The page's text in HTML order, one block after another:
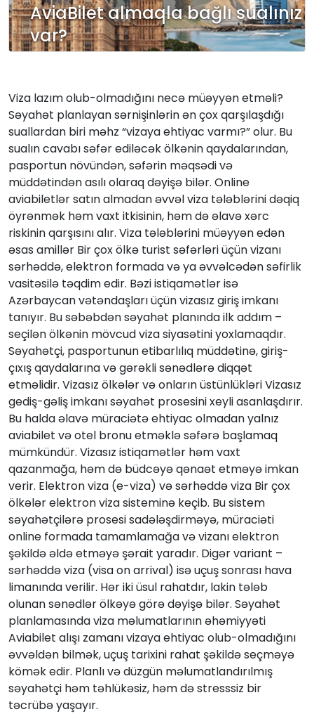
AviaBilet almaqla bağlı sualınız
var?
Viza lazım olub-olmadığını necə müəyyən etməli?
Səyahət planlayan sərnişinlərin ən çox qarşılaşdığı
suallardan biri məhz “vizaya ehtiyac varmı?” olur. Bu
sualın cavabı səfər ediləcək ölkənin qaydalarından,
pasportun növündən, səfərin məqsədi və
müddətindən asılı olaraq dəyişə bilər. Online
aviabiletlər satın almadan əvvəl viza tələblərini dəqiq
öyrənmək həm vaxt itkisinin, həm də əlavə xərc
riskinin qarşısını alır. Viza tələblərini müəyyən edən
əsas amillər Bir çox ölkə turist səfərləri üçün vizanı
sərhəddə, elektron formada və ya əvvəlcədən səfirlik
vasitəsilə təqdim edir. Bəzi istiqamətlər isə
Azərbaycan vətəndaşları üçün vizasız giriş imkanı
tanıyır. Bu səbəbdən səyahət planında ilk addım –
seçilən ölkənin mövcud viza siyasətini yoxlamaqdır.
Səyahətçi, pasportunun etibarlılıq müddətinə, giriş-
çıxış qaydalarına və gərəkli sənədlərə diqqət
etməlidir. Vizasız ölkələr və onların üstünlükləri Vizasız
gediş-gəliş imkanı səyahət prosesini xeyli asanlaşdırır.
Bu halda əlavə müraciətə ehtiyac olmadan yalnız
aviabilet və otel bronu etməklə səfərə başlamaq
mümkündür. Vizasız istiqamətlər həm vaxt
qazanmağa, həm də büdcəyə qənaət etməyə imkan
verir. Elektron viza (e-viza) və sərhəddə viza Bir çox
ölkələr elektron viza sisteminə keçib. Bu sistem
səyahətçilərə prosesi sadələşdirməyə, müraciəti
online formada tamamlamağa və vizanı elektron
şəkildə əldə etməyə şərait yaradır. Digər variant –
sərhəddə viza (visa on arrival) isə uçuş sonrası hava
limanında verilir. Hər iki üsul rahatdır, lakin tələb
olunan sənədlər ölkəyə görə dəyişə bilər. Səyahət
planlamasında viza məlumatlarının əhəmiyyəti
Aviabilet alışı zamanı vizaya ehtiyac olub-olmadığını
əvvəldən bilmək, uçuş tarixini rahat şəkildə seçməyə
kömək edir. Planlı və düzgün məlumatlandırılmış
səyahətçi həm təhlükəsiz, həm də stresssiz bir
təcrübə yaşayır.